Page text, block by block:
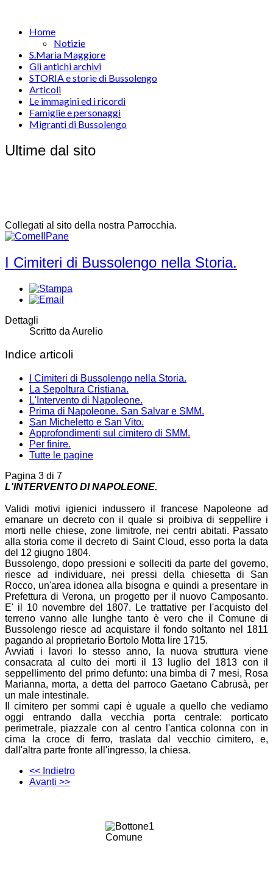
Home
Notizie
S.Maria Maggiore
Gli antichi archivi
STORIA e storie di Bussolengo
Articoli
Le immagini ed i ricordi
Famiglie e personaggi
Migranti di Bussolengo
Ultime dal sito
Collegati al sito della nostra Parrocchia.
I Cimiteri di Bussolengo nella Storia.
Dettagli
Scritto da Aurelio
Indice articoli
I Cimiteri di Bussolengo nella Storia.
La Sepoltura Cristiana.
L'Intervento di Napoleone.
Prima di Napoleone. San Salvar e SMM.
San Micheletto e San Vito.
Approfondimenti sul cimitero di SMM.
Per finire.
Tutte le pagine
Pagina 3 di 7
L'INTERVENTO DI NAPOLEONE.
Validi motivi igienici indussero il francese Napoleone ad
emanare un decreto con il quale si proibiva di seppellire i
morti nelle chiese, zone limitrofe, nei centri abitati. Passato
allastoria come il decreto di Saint Cloud, esso porta la data
del 12 giugno 1804.
Bussolengo, dopo pressioni e solleciti da parte del governo,
riesce ad individuare, nei pressi della chiesetta di San
Rocco, un'area idonea alla bisogna e quindi a presentare in
Prefettura diVerona, un progetto per il nuovo Camposanto.
E' il 10 novembre del 1807.
Le trattative per l'acquisto del
terreno vanno alle lunghe tanto è vero che il Comune di
Bussolengo riesce adacquistare il fondo soltanto nel 1811
pagando al proprietario Bortolo Motta lire 1715.
Avviati i lavori lo stesso anno, la nuova struttura viene
consacrata al culto dei morti il 13 luglio del 1813 con il
seppellimento del primo defunto: una bimba di 7 mesi, Rosa
Marianna, morta, a detta del parroco Gaetano Cabrusà, per
un male intestinale.
Il cimitero per sommi capi è uguale a quello che vediamo
oggi entrando dalla vecchia porta centrale: porticato
perimetrale, piazzale con al centro l'antica colonna con in
cima la croce diferro, traslata dal vecchio cimitero, e,
dall'altra parte fronte all'ingresso, la chiesa.
<< Indietro
Avanti >>